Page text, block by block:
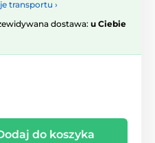
transportu ›
dostawa: u Ciebie
do koszyka